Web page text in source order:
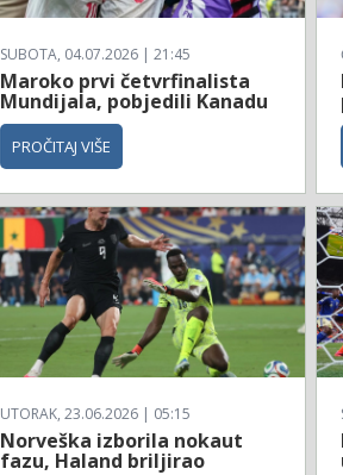
SUBOTA, 04.07.2026 | 21:45
Maroko prvi četvrfinalista
Mundijala, pobjedili Kanadu
PROČITAJ VIŠE
UTORAK, 23.06.2026 | 05:15
Norveška izborila nokaut
fazu, Haland briljirao